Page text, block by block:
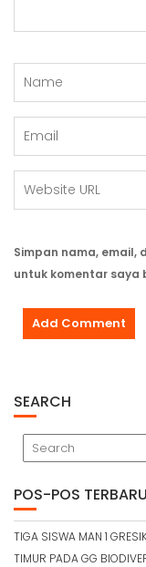
Simpan nama, email,
untuk komentar saya
SEARCH
POS-POS TERBARU
TIGA SISWA MAN 1
TIMUR PADA GG